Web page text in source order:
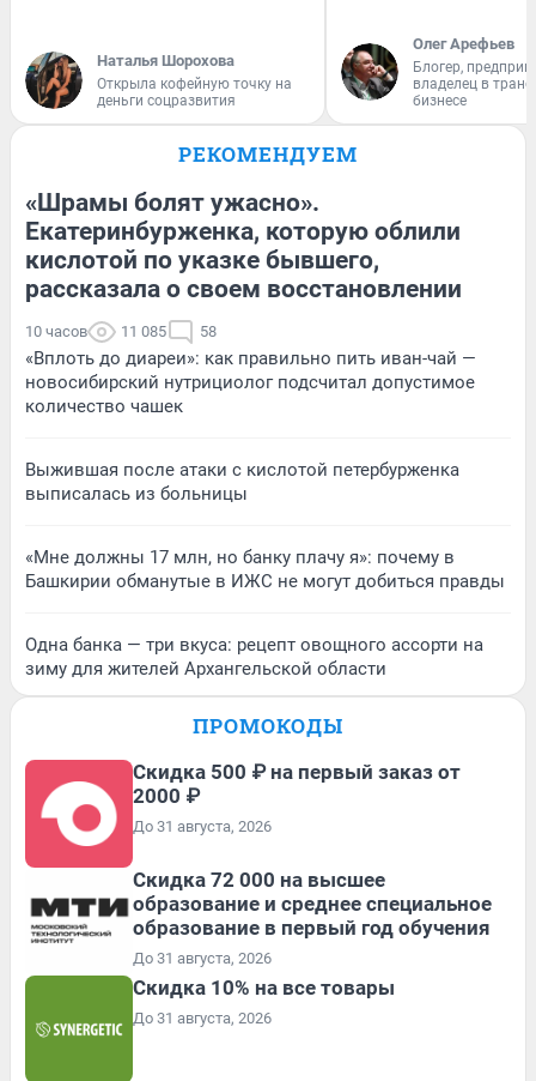
Наталья Шорохова
Открыла кофейную точку на
деньги соцразвития
Олег Арефьев
Блогер,
владелец в
бизнесе
РЕКОМЕНДУЕМ
«Шрамы болят ужасно».
Екатеринбурженка, которую облили
кислотой по указке бывшего,
рассказала о своем восстановлении
10 часов 11 085 58
«Вплоть до диареи»: как правильно пить иван-чай —
новосибирский нутрициолог подсчитал допустимое
количество чашек
Выжившая после атаки с кислотой петербурженка
выписалась из больницы
«Мне должны 17 млн, но банку плачу я»: почему в
Башкирии обманутые в ИЖС не могут добиться правды
Одна банка — три вкуса: рецепт овощного ассорти на
зиму для жителей Архангельской области
ПРОМОКОДЫ
Скидка 500 ₽ на первый заказ от
2000 ₽
До 31 августа, 2026
Скидка 72 000 на высшее
образование и среднее специальное
образование в первый год обучения
До 31 августа, 2026
Скидка 10% на все товары
До 31 августа, 2026